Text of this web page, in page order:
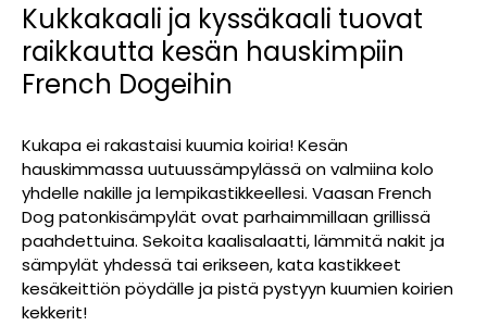
Kukkakaali ja kyssäkaali tuovat
raikkautta kesän hauskimpiin
French Dogeihin
Kukapa ei rakastaisi kuumia koiria! Kesän
hauskimmassa uutuussämpylässä on valmiina kolo
yhdelle nakille ja lempikastikkeellesi. Vaasan French
Dog patonkisämpylät ovat parhaimmillaan grillissä
paahdettuina. Sekoita kaalisalaatti, lämmitä nakit ja
sämpylät yhdessä tai erikseen, kata kastikkeet
kesäkeittiön pöydälle ja pistä pystyyn kuumien koirien
kekkerit!